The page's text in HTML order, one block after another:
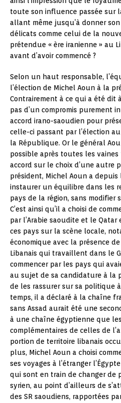
toute son influence passée sur
allant même jusqu’à donner
délicats comme celui de la
prétendue « ère iranienne » au
avant d’avoir commencé ?
Selon un haut responsable,
l’élection de Michel Aoun à la
Contrairement à ce qui a été dit
pas d’un compromis purement
accord irano-saoudien pour
celle-ci passant par l’élection
la République. Or le général
possible après toutes les
accord sur le choix d’une autre
président, Michel Aoun a
instaurer un équilibre dans les
pays de la région, sans modifier
C’est ainsi qu’il a choisi de
par l’Arabie saoudite et le Qatar
ces pays sur la scène locale,
économique avec la présence
Libanais qui travaillent dans le
commencer par les pays qui
au sujet de sa candidature à la
de les rassurer sur sa politique
temps, il a déclaré à la chaîne
sans Assad aurait été une
à une chaîne égyptienne que
complémentaires de celles de
portion de territoire libanais
plus, Michel Aoun a choisi
ses voyages à l’étranger
qui sont en train de changer de
syrien, au point d’ailleurs de
des SR saoudiens, rapportées